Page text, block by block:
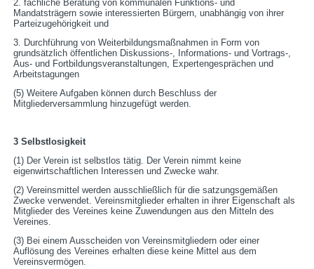
2. fachliche Beratung von kommunalen Funktions- und
Mandatsträgern sowie interessierten Bürgern, unabhängig von ihrer
Parteizugehörigkeit und
3. Durchführung von Weiterbildungsmaßnahmen in Form von
grundsätzlich öffentlichen Diskussions-, Informations- und Vortrags-,
Aus- und Fortbildungsveranstaltungen, Expertengesprächen und
Arbeitstagungen
(5) Weitere Aufgaben können durch Beschluss der
Mitgliederversammlung hinzugefügt werden.
3 Selbstlosigkeit
(1) Der Verein ist selbstlos tätig. Der Verein nimmt keine
eigenwirtschaftlichen Interessen und Zwecke wahr.
(2) Vereinsmittel werden ausschließlich für die satzungsgemäßen
Zwecke verwendet. Vereinsmitglieder erhalten in ihrer Eigenschaft als
Mitglieder des Vereines keine Zuwendungen aus den Mitteln des
Vereines.
(3) Bei einem Ausscheiden von Vereinsmitgliedern oder einer
Auflösung des Vereines erhalten diese keine Mittel aus dem
Vereinsvermögen.